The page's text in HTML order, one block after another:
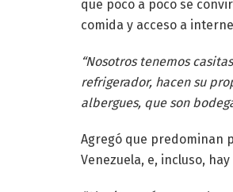
que poco a poco se
comida y acceso a
“Nosotros tenemos
refrigerador, hacen su
albergues, que son
Agregó que predominan
Venezuela, e, incluso,